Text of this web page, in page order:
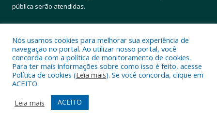
pública serão atendidas.
Todos os direitos reservados a Prefeitura Municipal de Altamira.
Mapa do Site
Acessar Área Administrativa
Acessar Webmail
Nós usamos cookies para melhorar sua experiência de
navegação no portal. Ao utilizar nosso portal, você
concorda com a política de monitoramento de cookies.
Para ter mais informações sobre como isso é feito, acesse
Política de cookies (Leia mais). Se você concorda, clique em
ACEITO.
Leia mais
ACEITO